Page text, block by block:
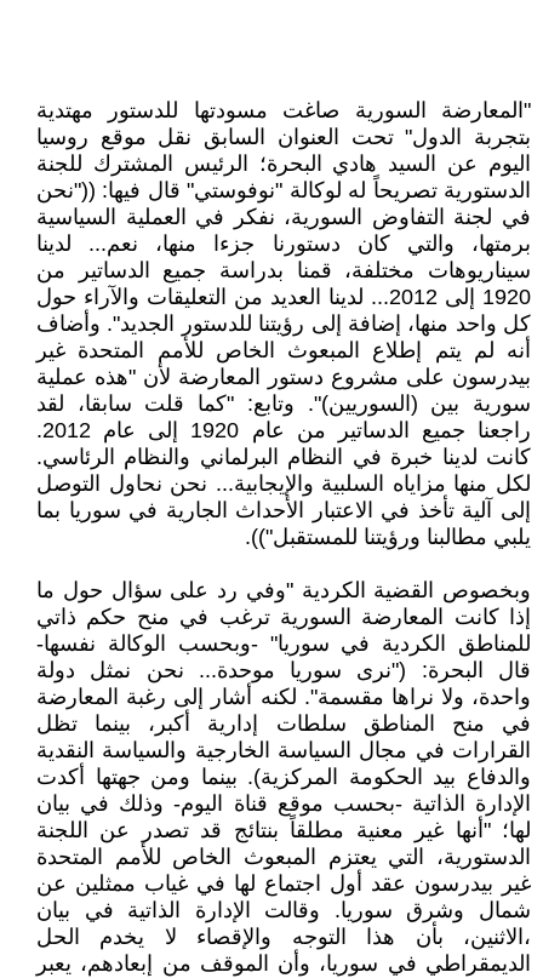
"المعارضة السورية صاغت مسودتها للدستور مهتدية
بتجربة الدول" تحت العنوان السابق نقل موقع روسيا
اليوم عن السيد هادي البحرة؛ الرئيس المشترك للجنة
الدستورية تصريحاً له لوكالة "نوفوستي" قال فيها: (("نحن
في لجنة التفاوض السورية، نفكر في العملية السياسية
برمتها، والتي كان دستورنا جزءا منها، نعم... لدينا
سيناريوهات مختلفة، قمنا بدراسة جميع الدساتير من
1920 إلى 2012... لدينا العديد من التعليقات والآراء حول
كل واحد منها، إضافة إلى رؤيتنا للدستور الجديد". وأضاف
أنه لم يتم إطلاع المبعوث الخاص للأمم المتحدة غير
بيدرسون على مشروع دستور المعارضة لأن "هذه عملية
سورية بين (السوريين)". وتابع: "كما قلت سابقا، لقد
راجعنا جميع الدساتير من عام 1920 إلى عام 2012.
كانت لدينا خبرة في النظام البرلماني والنظام الرئاسي.
لكل منها مزاياه السلبية والإيجابية... نحن نحاول التوصل
إلى آلية تأخذ في الاعتبار الأحداث الجارية في سوريا بما
يلبي مطالبنا ورؤيتنا للمستقبل")).
وبخصوص القضية الكردية "وفي رد على سؤال حول ما
إذا كانت المعارضة السورية ترغب في منح حكم ذاتي
للمناطق الكردية في سوريا" -وبحسب الوكالة نفسها-
قال البحرة: ("نرى سوريا موحدة... نحن نمثل دولة
واحدة، ولا نراها مقسمة". لكنه أشار إلى رغبة المعارضة
في منح المناطق سلطات إدارية أكبر، بينما تظل
القرارات في مجال السياسة الخارجية والسياسة النقدية
والدفاع بيد الحكومة المركزية). بينما ومن جهتها أكدت
الإدارة الذاتية -بحسب موقع قناة اليوم- وذلك في بيان
لها؛ "أنها غير معنية مطلقاً بنتائج قد تصدر عن اللجنة
الدستورية، التي يعتزم المبعوث الخاص للأمم المتحدة
غير بيدرسون عقد أول اجتماع لها في غياب ممثلين عن
شمال وشرق سوريا. وقالت الإدارة الذاتية في بيان
،الاثنين، بأن هذا التوجه والإقصاء لا يخدم الحل
الديمقراطي في سوريا، وأن الموقف من إبعادهم، يعبر